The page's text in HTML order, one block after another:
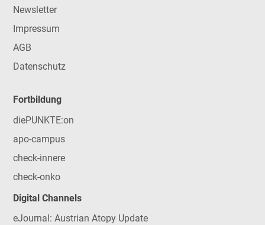
Newsletter
Impressum
AGB
Datenschutz
Fortbildung
diePUNKTE:on
apo-campus
check-innere
check-onko
Digital Channels
eJournal: Austrian Atopy Update